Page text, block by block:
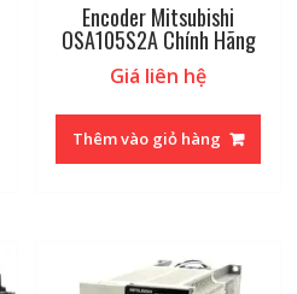
Encoder Mitsubishi
OSA105S2A Chính Hãng
Giá liên hệ
Thêm vào giỏ hàng